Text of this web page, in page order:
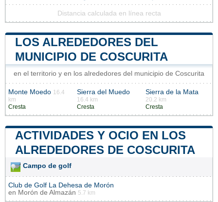
Distancia calculada en línea recta
LOS ALREDEDORES DEL
MUNICIPIO DE COSCURITA
en el territorio y en los alrededores del municipio de Coscurita
Monte Moedo 16.4
km
Cresta
Sierra del Muedo
16.4 km
Cresta
Sierra de la Mata
20.2 km
Cresta
ACTIVIDADES Y OCIO EN LOS
ALREDEDORES DE COSCURITA
Campo de golf
Club de Golf La Dehesa de Morón
en Morón de Almazán 5.7 km